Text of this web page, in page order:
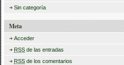
Sin categoría
Meta
Acceder
RSS de las entradas
RSS de los comentarios